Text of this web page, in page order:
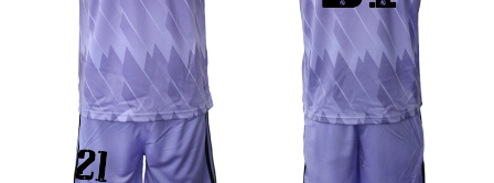
Trgovina
Zaključek nakupa